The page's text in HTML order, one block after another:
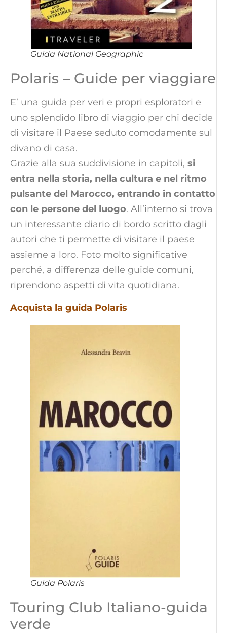
Guida National Geographic
Polaris – Guide per viaggiare
E’ una guida per veri e propri esploratori e
uno splendido libro di viaggio per chi decide
di visitare il Paese seduto comodamente sul
divano di casa.
Grazie alla sua suddivisione in capitoli, si
entra nella storia, nella cultura e nel ritmo
pulsante del Marocco, entrando in contatto
con le persone del luogo. All’interno si trova
un interessante diario di bordo scritto dagli
autori che ti permette di visitare il paese
assieme a loro. Foto molto significative
perché, a differenza delle guide comuni,
riprendono aspetti di vita quotidiana.
Acquista la guida Polaris
Guida Polaris
Touring Club Italiano-guida
verde